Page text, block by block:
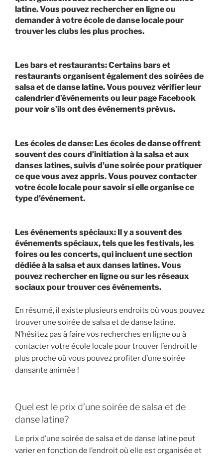
latine. Vous pouvez rechercher en ligne ou
demander à votre école de danse locale pour
trouver les clubs les plus proches.
Les bars et restaurants: Certains bars et
restaurants organisent également des soirées de
salsa et de danse latine. Vous pouvez vérifier leur
calendrier d’événements ou leur page Facebook
pour voir s’ils ont des événements prévus.
Les écoles de danse: Les écoles de danse offrent
souvent des cours d’initiation à la salsa et aux
danses latines, suivis d’une soirée pour pratiquer
ce que vous avez appris. Vous pouvez contacter
votre école locale pour savoir si elle organise ce
type d’événement.
Les événements spéciaux: Il y a souvent des
événements spéciaux, tels que les festivals, les
foires ou les concerts, qui incluent une section
dédiée à la salsa et aux danses latines. Vous
pouvez rechercher en ligne ou sur les réseaux
sociaux pour trouver ces événements.
En résumé, il existe plusieurs endroits où vous pouvez
trouver une soirée de salsa et de danse latine.
N’hésitez pas à faire vos recherches en ligne ou à
contacter votre école locale pour trouver l’endroit le
plus proche où vous pouvez profiter d’une soirée
dansante animée !
Quel est le prix d’une soirée de salsa et de
danse latine?
Le prix d’une soirée de salsa et de danse latine peut
varier en fonction de l’endroit où elle est organisée et